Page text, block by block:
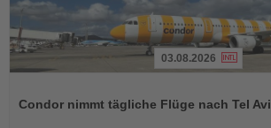
die
03.08.2026
Condor nimmt tägliche Flüge nach Tel